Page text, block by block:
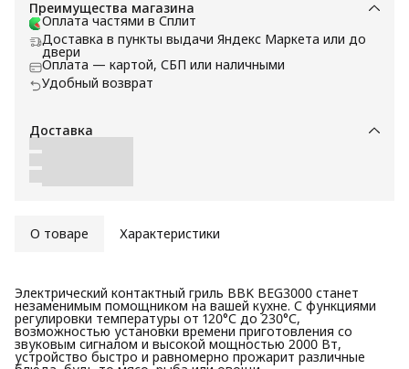
Преимущества магазина
Оплата частями в Сплит
Доставка в пункты выдачи Яндекс Маркета или до
двери
Оплата — картой, СБП или наличными
Удобный возврат
Доставка
О товаре Характеристики
Электрический контактный гриль BBK BEG3000 станет
незаменимым помощником на вашей кухне. С функциями
регулировки температуры от 120°С до 230°С,
возможностью установки времени приготовления со
звуковым сигналом и высокой мощностью 2000 Вт,
устройство быстро и равномерно прожарит различные